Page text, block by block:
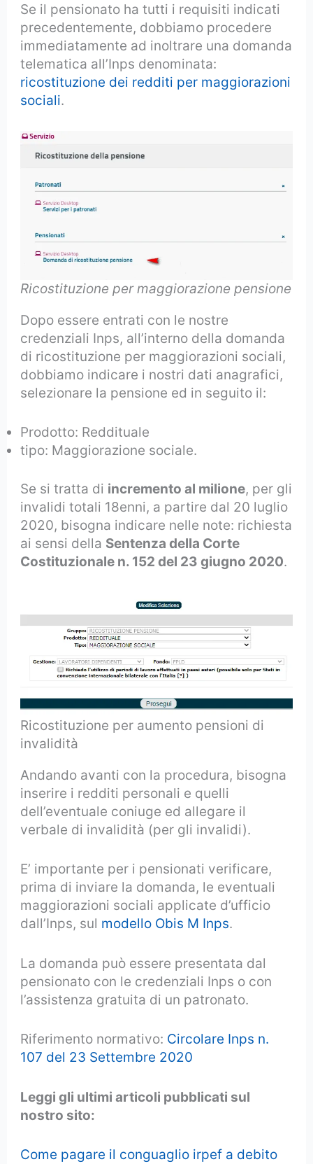
Se il pensionato ha tutti i requisiti indicati
precedentemente, dobbiamo procedere
immediatamente ad inoltrare una domanda
telematica all’Inps denominata:
ricostituzione dei redditi per maggiorazioni
sociali.
Ricostituzione per maggiorazione pensione
Dopo essere entrati con le nostre
credenziali Inps, all’interno della domanda
di ricostituzione per maggiorazioni sociali,
dobbiamo indicare i nostri dati anagrafici,
selezionare la pensione ed in seguito il:
Prodotto: Reddituale
tipo: Maggiorazione sociale.
Se si tratta di incremento al milione, per gli
invalidi totali 18enni, a partire dal 20 luglio
2020, bisogna indicare nelle note: richiesta
ai sensi della Sentenza della Corte
Costituzionale n. 152 del 23 giugno 2020.
Ricostituzione per aumento pensioni di
invalidità
Andando avanti con la procedura, bisogna
inserire i redditi personali e quelli
dell’eventuale coniuge ed allegare il
verbale di invalidità (per gli invalidi).
E’ importante per i pensionati verificare,
prima di inviare la domanda, le eventuali
maggiorazioni sociali applicate d’ufficio
dall’Inps, sul modello Obis M Inps.
La domanda può essere presentata dal
pensionato con le credenziali Inps o con
l’assistenza gratuita di un patronato.
Riferimento normativo: Circolare Inps n.
107 del 23 Settembre 2020
Leggi gli ultimi articoli pubblicati sul
nostro sito:
Come pagare il conguaglio irpef a debito